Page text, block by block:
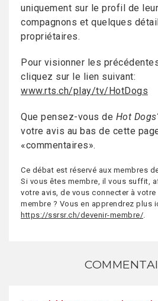
uniquement sur le profil de
compagnons et quelques
propriétaires.
Pour visionner les
cliquez sur le lien suivant:
www.rts.ch/play/tv/HotDogs
Que pensez-vous de Hot Dogs
votre avis au bas de cette
«commentaires».
Ce débat est réservé aux membres
Si vous êtes membre, il vous suffit,
votre avis, de vous connecter à
membre ? Vous en apprendrez plus
https://ssrsr.ch/devenir-membre/.